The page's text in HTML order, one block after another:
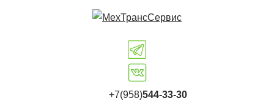
+7(958)544-33-30